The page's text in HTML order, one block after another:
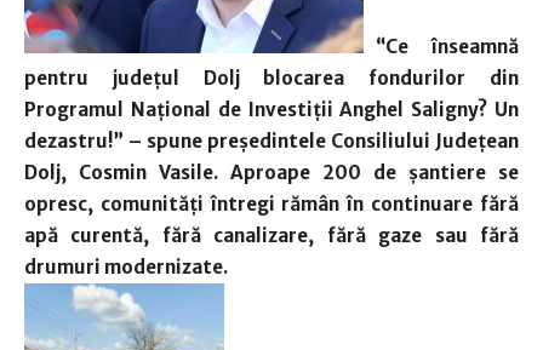
“Ce înseamnă
pentru județul Dolj blocarea fondurilor din
Programul Național de Investiții Anghel Saligny? Un
dezastru!” – spune preşedintele Consiliului Judeţean
Dolj, Cosmin Vasile. Aproape 200 de șantiere se
opresc, comunități întregi rămân în continuare fără
apă curentă, fără canalizare, fără gaze sau fără
drumuri modernizate.